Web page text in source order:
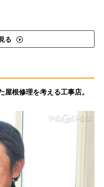
る
根修理を考える工事店。